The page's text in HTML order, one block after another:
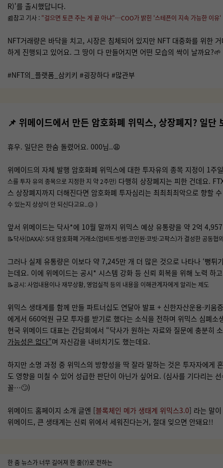
R)'를 출시했답니다.
📰참고 기사 : "걸으면 토큰 주는 게 끝 아냐"…COO가 밝힌 '스테픈이 지속 가능한 이유'
NFT거래량은 바닥을 치고, 시장은 침체되어 있지만 NFT 대중화를 위한 거
하게 진행되고 있어요. 그 땅이 다 만들어지면 어떤 모습의 싹이 날까요?🌱
#NFT의_플랫폼_삼키키 #굉장하다 #많관부
📌 위메이드에서 만든 암호화폐 위믹스, 상장폐지? 일단
휴우. 일단은 한숨 돌렸어요. 000님..😩
위메이드의 자체 발행 암호화폐 위믹스에 대한 투자유의 종목 지정이 1주
스를 투자 유의 종목으로 지정한 지 약 2주만) 다행히 상장폐지는 피한 건데요.
스 상장폐지까지 더해진다면 암호화폐 투자심리는 최최최최악으로 향할
수 있는지 상상이 안 되신다고요..😥 )
앞서 위메이드는 닥사*에 10월 말까지 위믹스 예상 유통량을 약 2억
📝닥사(DAXA): 5대 암호화폐 거래소(업비트·빗썸·코인원·코빗·고팍스)가 결성한 공동협
그러나 실제 유통량은 이보다 약 7,245만 개 더 많은 것으로 나타나 ‘뻥튀
는데요. 이에 위메이드는 공시* 시스템 강화 등 신뢰 회복을 위해 노력 하
📝공시: 사업내용이나 재무상황, 영업실적 등의 내용을 이해관계자에게 알리는 제도
위믹스 생태계를 함께 만들 파트너십도 연달아 발표 + 신한자산운용·키움
에게서 660억원 규모 투자를 받기로 했다는 소식을 전하며 위믹스 심폐소
현국 위메이드 대표는 간담회에서 “닥사가 원하는 자료와 질문에 충분히
가능성은 없다”며 자신감을 내비치기도 했는데요.
하지만 소명 과정 중 위믹스의 방향성을 딱 잘라 말하는 것은 투자자에게
도 영향을 미칠 수 있어 성급한 판단이 아닌가 싶어요. (심사를 기다리는
꼴…🙄)
위메이드 홈페이지 소개 글엔 [블록체인 메가 생태계 위믹스3.0] 라는 말
위메이드, 큰 생태계는 신뢰 위에서 세워진다는거, 절대 잊으면 안돼요!!
한 줌 뉴스가 너무 길어져 한 줄(?)로 전하는